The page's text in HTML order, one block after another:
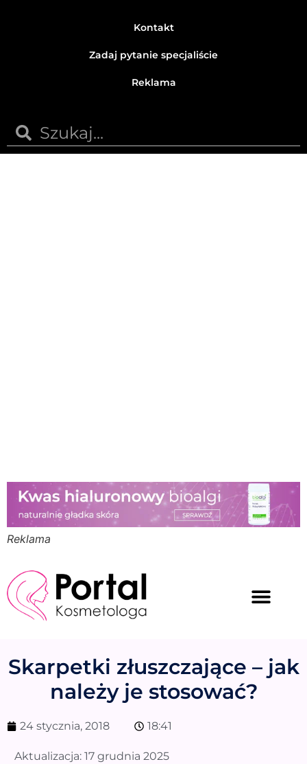
Kontakt
Zadaj pytanie specjaliście
Reklama
Reklama
Skarpetki złuszczające – jak
należy je stosować?
24 stycznia, 2018 18:41
Aktualizacja: 17 grudnia 2025